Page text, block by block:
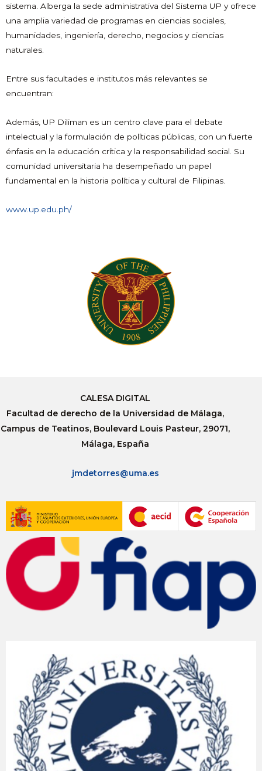
sistema. Alberga la sede administrativa del Sistema UP y ofrece
una amplia variedad de programas en ciencias sociales,
humanidades, ingeniería, derecho, negocios y ciencias
naturales.
Entre sus facultades e institutos más relevantes se
encuentran:
Además, UP Diliman es un centro clave para el debate
intelectual y la formulación de políticas públicas, con un fuerte
énfasis en la educación crítica y la responsabilidad social. Su
comunidad universitaria ha desempeñado un papel
fundamental en la historia política y cultural de Filipinas.
www.up.edu.ph/
CALESA DIGITAL
Facultad de derecho de la Universidad de Málaga,
Campus de Teatinos, Boulevard Louis Pasteur, 29071,
Málaga, España
jmdetorres@uma.es